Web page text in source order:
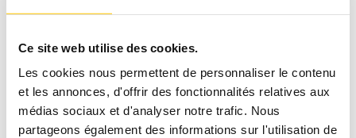
Ce site web utilise des cookies.
Les cookies nous permettent de personnaliser le contenu
et les annonces, d'offrir des fonctionnalités relatives aux
médias sociaux et d'analyser notre trafic. Nous
partageons également des informations sur l'utilisation de